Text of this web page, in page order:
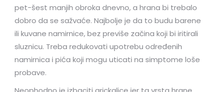
pet-šest manjih obroka dnevno, a hrana bi trebalo
dobro da se sažvaće. Najbolje je da to budu barene
ili kuvane namirnice, bez previše začina koji bi iritirali
sluznicu. Treba redukovati upotrebu određenih
namirnica i pića koji mogu uticati na simptome loše
probave.